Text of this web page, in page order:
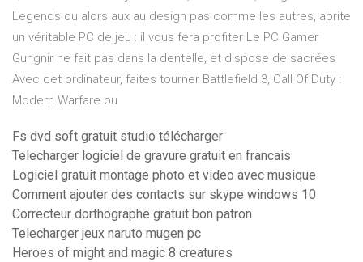
Legends ou alors aux au design pas comme les autres, abrite
un véritable PC de jeu : il vous fera profiter Le PC Gamer
Gungnir ne fait pas dans la dentelle, et dispose de sacrées
Avec cet ordinateur, faites tourner Battlefield 3, Call Of Duty :
Modern Warfare ou
Fs dvd soft gratuit studio télécharger
Telecharger logiciel de gravure gratuit en francais
Logiciel gratuit montage photo et video avec musique
Comment ajouter des contacts sur skype windows 10
Correcteur dorthographe gratuit bon patron
Telecharger jeux naruto mugen pc
Heroes of might and magic 8 creatures